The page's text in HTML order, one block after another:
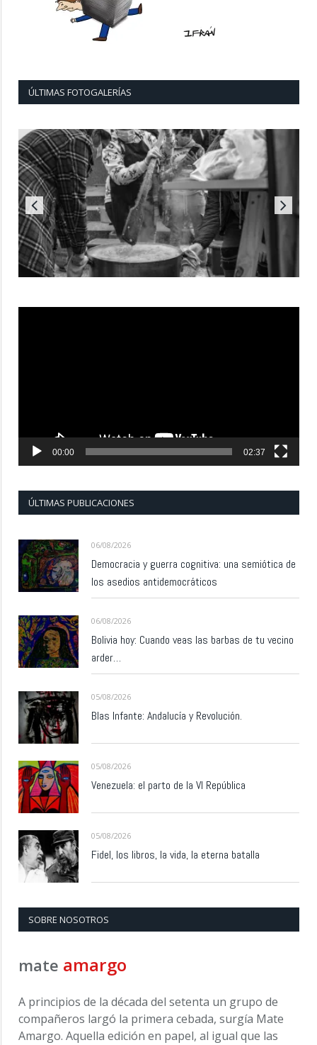
ÚLTIMAS FOTOGALERÍAS
00:00 02:37
ÚLTIMAS PUBLICACIONES
06/08/2026
Democracia y guerra cognitiva: una semiótica de
los asedios antidemocráticos
06/08/2026
Bolivia hoy: Cuando veas las barbas de tu vecino
arder…
05/08/2026
Blas Infante: Andalucía y Revolución.
05/08/2026
Venezuela: el parto de la VI República
05/08/2026
Fidel, los libros, la vida, la eterna batalla
SOBRE NOSOTROS
mate amargo
A principios de la década del setenta un grupo de
compañeros largó la primera cebada, surgía Mate
Amargo. Aquella edición en papel, al igual que las